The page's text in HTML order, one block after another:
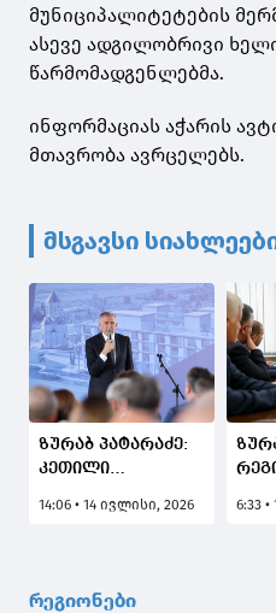
მუნიციპალიტეტების
ასევე ადგილობრივი
წარმომადგენლებმა.
ინფორმაციას აჭარის
მთავრობა ავრცელებს.
მსგავსი
ზურაბ პატარაძე:
კეთილი
საქველმოქმედო
14:06 • 14 ივლისი, 2026 6:33
რეგიონები